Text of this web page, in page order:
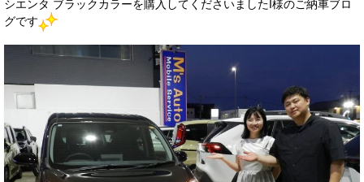
スタッフ紹介
ブログ
ニュース
スタッフブログ
シエンタ ブラックカラーを購入してくださいましたI様のご納車ブロ
グです